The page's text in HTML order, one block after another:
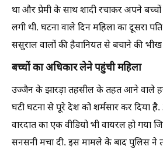
था और प्रेमी के साथ शादी रचाकर अपने
लगी थी. घटना वाले दिन महिला का दूसरा
ससुराल वालों की हैवानियत से बचाने की भीख
बच्चों का अधिकार लेने पहुंची महिला
उज्जैन के झारड़ा तहसील के तहत आने वाले
घटी घटना से पूरे देश को शर्मसार कर दिया
वारदात का एक वीडियो भी वायरल हो
सनसनी मचा दी. इस मामले के बाद पुलिस ने